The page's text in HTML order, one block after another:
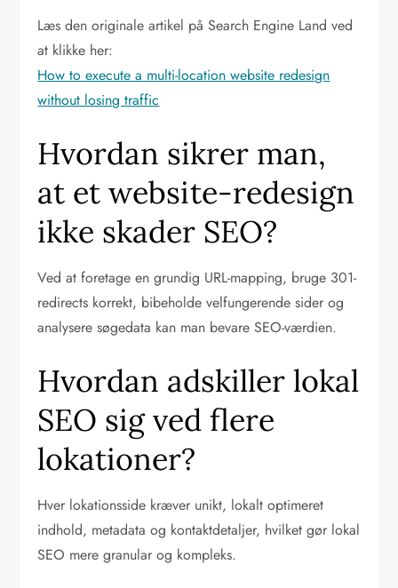
Læs den originale artikel på Search Engine Land ved
at klikke her:
How to execute a multi-location website redesign
without losing traffic
Hvordan sikrer man,
at et website-redesign
ikke skader SEO?
Ved at foretage en grundig URL-mapping, bruge 301-
redirects korrekt, bibeholde velfungerende sider og
analysere søgedata kan man bevare SEO-værdien.
Hvordan adskiller lokal
SEO sig ved flere
lokationer?
Hver lokationsside kræver unikt, lokalt optimeret
indhold, metadata og kontaktdetaljer, hvilket gør lokal
SEO mere granular og kompleks.